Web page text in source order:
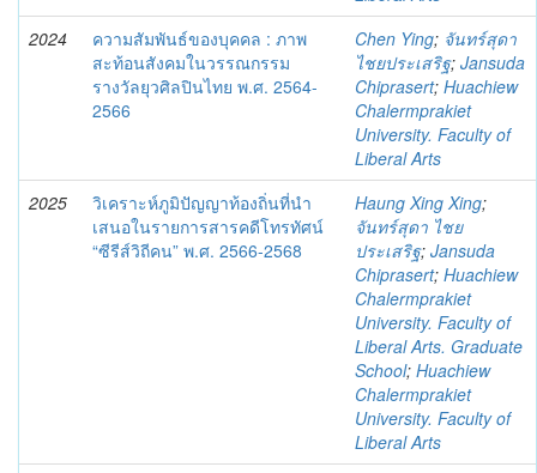
2024
ความสัมพันธ์ของบุคคล : ภาพ
สะท้อนสังคมในวรรณกรรม
รางวัลยุวศิลปินไทย พ.ศ. 2564-
2566
Chen Ying; จันทร์สุดา
ไชยประเสริฐ; Jansuda
Chiprasert; Huachiew
Chalermprakiet
University. Faculty of
Liberal Arts
2025
วิเคราะห์ภูมิปัญญาท้องถิ่นที่นำ
เสนอในรายการสารคดีโทรทัศน์
“ซีรีส์วิถีคน” พ.ศ. 2566-2568
Haung Xing Xing;
จันทร์สุดา ไชย
ประเสริฐ; Jansuda
Chiprasert; Huachiew
Chalermprakiet
University. Faculty of
Liberal Arts. Graduate
School; Huachiew
Chalermprakiet
University. Faculty of
Liberal Arts